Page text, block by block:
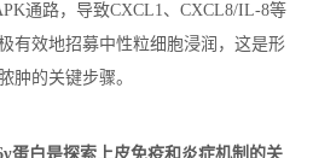
通路，导致CXCL1、CXCL8/IL-8等
有效地招募中性粒细胞浸润，这是形
肿的关键步骤。
蛋白是探索上皮免疫和炎症机制的关